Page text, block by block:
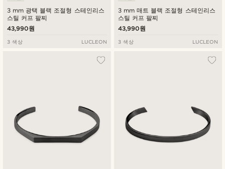
3 mm 광택 블랙 조절형 스테인리스
스틸 커프 팔찌
43,990원
3 색상 LUCLEON
3 mm 매트 블랙 조절형 스테인리스
스틸 커프 팔찌
43,990원
3 색상 LUCLEON